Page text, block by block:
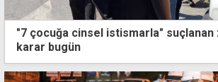
"7 çocuğa cinsel istismarla" suçlanan
karar bugün